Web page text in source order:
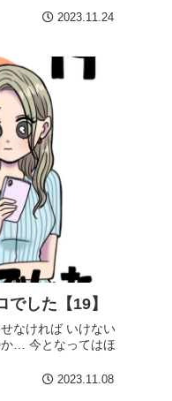
2023.11.24
した【19】
なければ いけない
… 今となってはほ
2023.11.08